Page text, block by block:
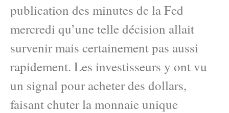
publication des minutes de la Fed
mercredi qu’une telle décision allait
survenir mais certainement pas aussi
rapidement. Les investisseurs y ont vu
un signal pour acheter des dollars,
faisant chuter la monnaie unique